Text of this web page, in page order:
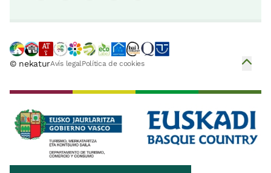
© nekaturAvís legalPolítica de cookies